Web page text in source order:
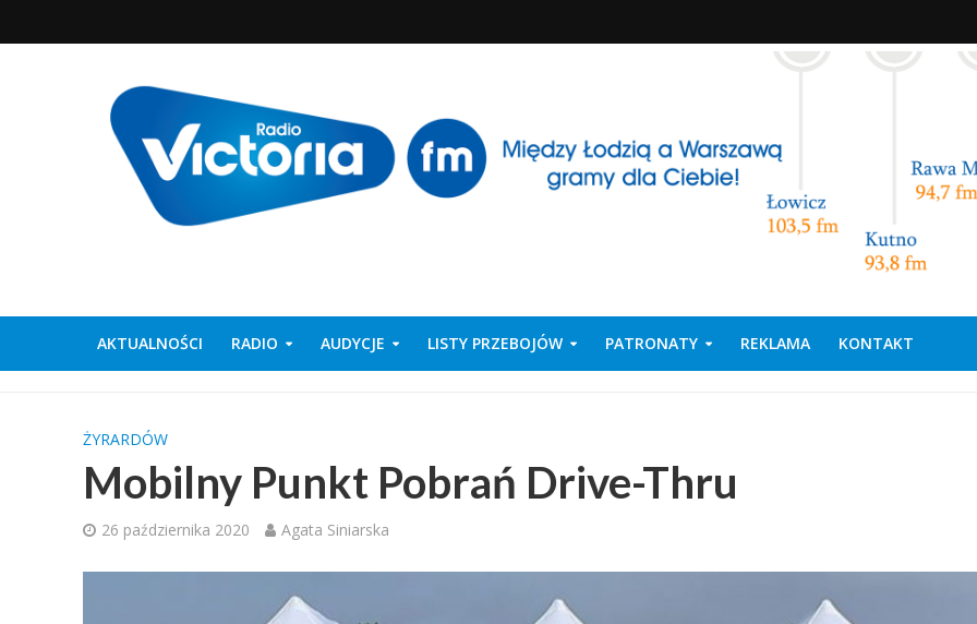
AKTUALNOŚCI RADIO AUDYCJE LISTY PRZEBOJÓW PATRONATY REKLAMA KONTAKT
ŻYRARDÓW
Mobilny Punkt Pobrań Drive-Thru
26 października 2020 Agata Siniarska